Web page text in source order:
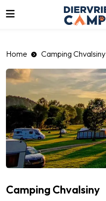
Home Camping Chvalsiny
Camping Chvalsiny